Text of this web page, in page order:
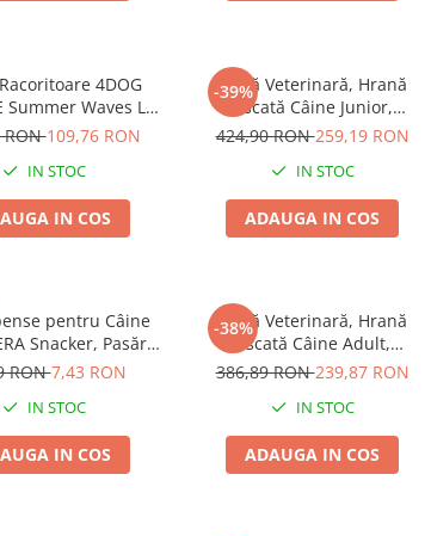
4DOG
Summer Waves L
77x46cm
RON109,76 RON
IN STOC
IN COS
-39%
Dietă Veterinară, Hrană
Uscată Câine Junior,
EXCLUSION Intestinal, Toate
424,90 RON259,19 RON
IN STOC
ADAUGA IN COS
pentru Câine
Snacker, Pasăre,
200g
RON7,43 RON
IN STOC
IN COS
-38%
Dietă Veterinară, Hrană
Uscată Câine Adult,
EXCLUSION Mobility, Talie
12kg
386,89 RON239,87 RON
IN STOC
ADAUGA IN COS